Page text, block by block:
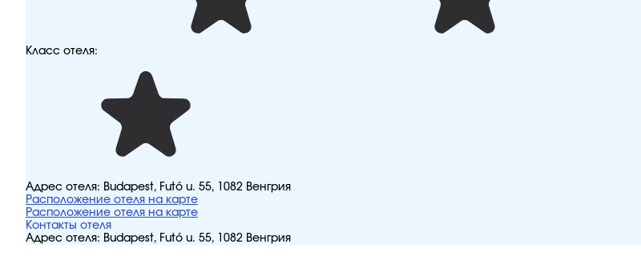
Класс отеля:
Адрес отеля: Budapest, Futó u. 55, 1082 Венгрия
Расположение отеля на карте
Расположение отеля на карте
Контакты отеля
Адрес отеля: Budapest, Futó u. 55, 1082 Венгрия